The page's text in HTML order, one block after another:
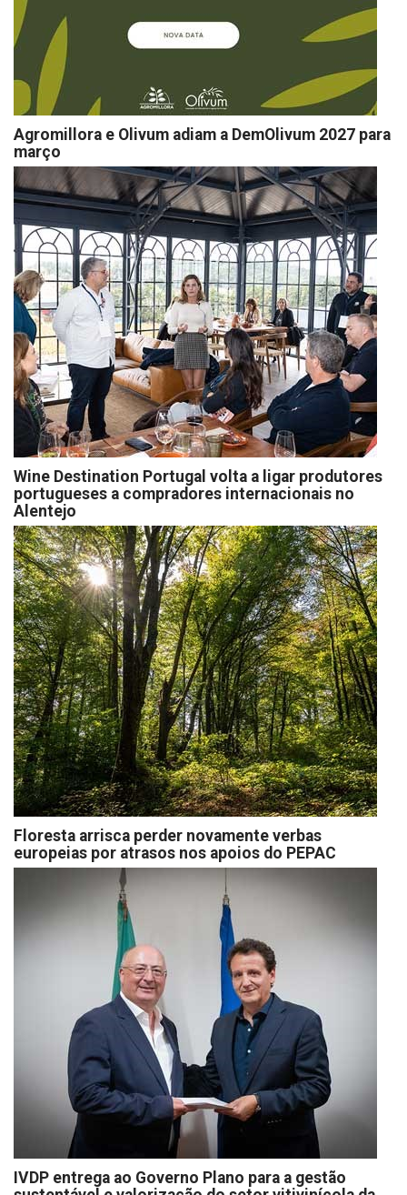
Agromillora e Olivum adiam a DemOlivum 2027 para
março
Wine Destination Portugal volta a ligar produtores
portugueses a compradores internacionais no
Alentejo
Floresta arrisca perder novamente verbas
europeias por atrasos nos apoios do PEPAC
IVDP entrega ao Governo Plano para a gestão